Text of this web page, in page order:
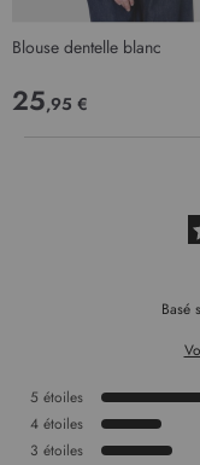
Blouse dentelle blanc
25,95 €
Basé
5 étoiles
4 étoiles
3 étoiles